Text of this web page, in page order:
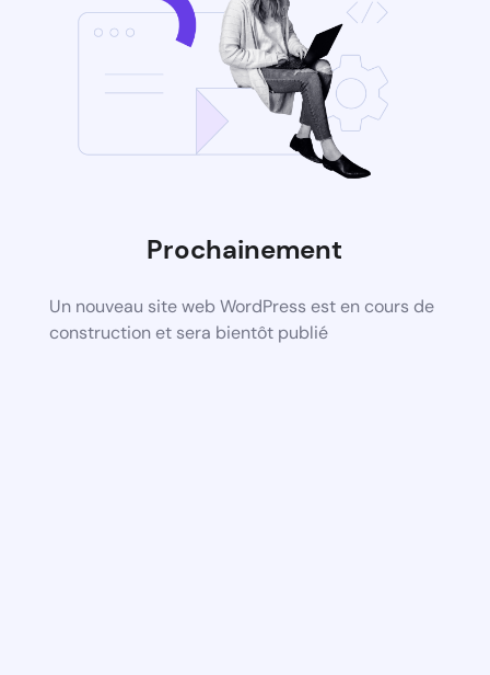
Prochainement
Un nouveau site web WordPress est en cours de
construction et sera bientôt publié